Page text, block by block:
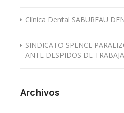
Clínica Dental SABUREAU
SINDICATO SPENCE
ANTE DESPIDOS DE
Archivos